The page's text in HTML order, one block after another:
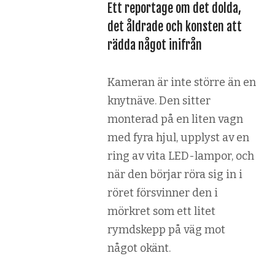
Ett reportage om det dolda,
det åldrade och konsten att
rädda något inifrån
Kameran är inte större än en
knytnäve. Den sitter
monterad på en liten vagn
med fyra hjul, upplyst av en
ring av vita LED-lampor, och
när den börjar röra sig in i
röret försvinner den i
mörkret som ett litet
rymdskepp på väg mot
något okänt.